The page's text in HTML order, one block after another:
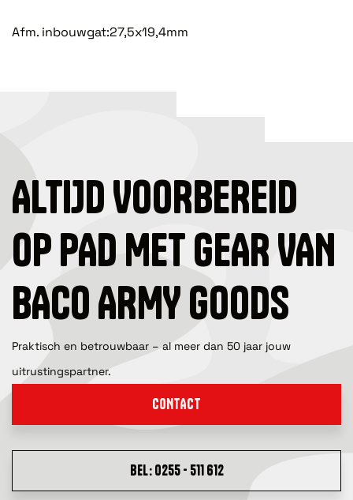
Afm. inbouwgat:27,5x19,4mm
ALTIJD VOORBEREID
OP PAD MET GEAR VAN
BACO ARMY GOODS
Praktisch en betrouwbaar – al meer dan 50 jaar jouw
uitrustingspartner.
CONTACT
BEL: 0255 - 511 612